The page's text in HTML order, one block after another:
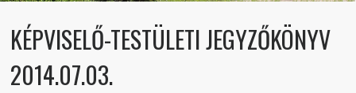
KÉPVISELŐ-TESTÜLETI JEGYZŐKÖNYV
2014.07.03.